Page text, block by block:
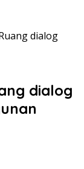
dialog
dialog